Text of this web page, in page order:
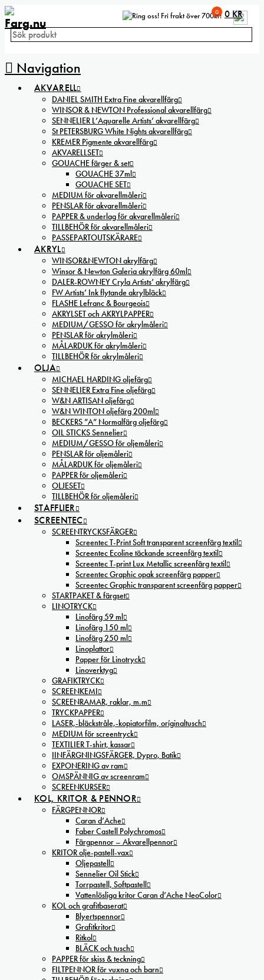
Fri frakt över 700kr!
Navigation
0 0 KR
AKVARELL
DANIEL SMITH Extra Fine akvarellfärg
WINSOR & NEWTON Professional akvarellfärg
SENNELIER L’Aquarelle Artists’ akvarellfärg
St PETERSBURG White Nights akvarellfärg
KREMER Pigmente akvarellfärg
AKVARELLSET
GOUACHE färger & set
GOUACHE 37ml
GOUACHE SET
MEDIUM för akvarellmåleri
PENSLAR för akvarellmåleri
PAPPER & underlag för akvarellmåleri
TILLBEHÖR för akvarellmåleri
PASSEPARTOUTSKÄRARE
AKRYL
WINSOR&NEWTON akrylfärg
Winsor & Newton Galeria akrylfärg 60ml
DALER-ROWNEY Cryla Artists’ akrylfärg
FW Artists’ Ink flytande akrylbläck
FLASHE Lefranc & Bourgeois
AKRYLSET och AKRYLPAPPER
MEDIUM/GESSO för akrylmåleri
PENSLAR för akrylmåleri
MÅLARDUK för akrylmåleri
TILLBEHÖR för akrylmåleri
OLJA
MICHAEL HARDING oljefärg
SENNELIER Extra Fine oljefärg
W&N ARTISAN oljefärg
W&N WINTON oljefärg 200ml
BECKERS ”A” Normalfärg oljefärg
OIL STICKS Sennelier
MEDIUM/GESSO för oljemåleri
PENSLAR för oljemåleri
MÅLARDUK för oljemåleri
PAPPER för oljemåleri
OLJESET
TILLBEHÖR för oljemåleri
STAFFLIER
SCREENTEC
SCREENTRYCKSFÄRGER
Screentec T-Print Soft transparent screenfärg textil
Screentec Ecoline täckande screenfärg textil
Screentec T-print Lux Metallic screenfärg textil
Screentec Graphic opak screenfärg papper
Screentec Graphic transparent screenfärg papper
STARTPAKET & färgset
LINOTRYCK
Linofärg 59 ml
Linofärg 150 ml
Linofärg 250 ml
Linoplattor
Papper för Linotryck
Linoverktyg
GRAFIKTRYCK
SCREENKEMI
SCREENRAMAR, raklar, m.m
TRYCKPAPPER
LASER,-bläckstråle,-kopiatorfilm, oríginaltusch
MEDIUM för screentryck
TEXTILIER T-shirt, kassar
IINFÄRGNINGSFÄRGER, Dypro, Batik
EXPONERING av ram
OMSPÄNNIG av screenram
SCREENKURSER
KOL, KRITOR & PENNOR
FÄRGPENNOR
Caran d’Ache
Faber Castell Polychromos
Färgpennor – Akvarellpennor
KRITOR olje-pastell-vax
Oljepastell
Sennelier Oil Stick
Torrpastell, Softpastell
Vattenlösliga kritor Caran d’Ache NeoColor
KOL och grafitbaserat
Blyertspennor
Grafitkritor
Ritkol
BLÄCK och tusch
PAPPER för skiss & teckning
FILTPENNOR för vuxna och barn